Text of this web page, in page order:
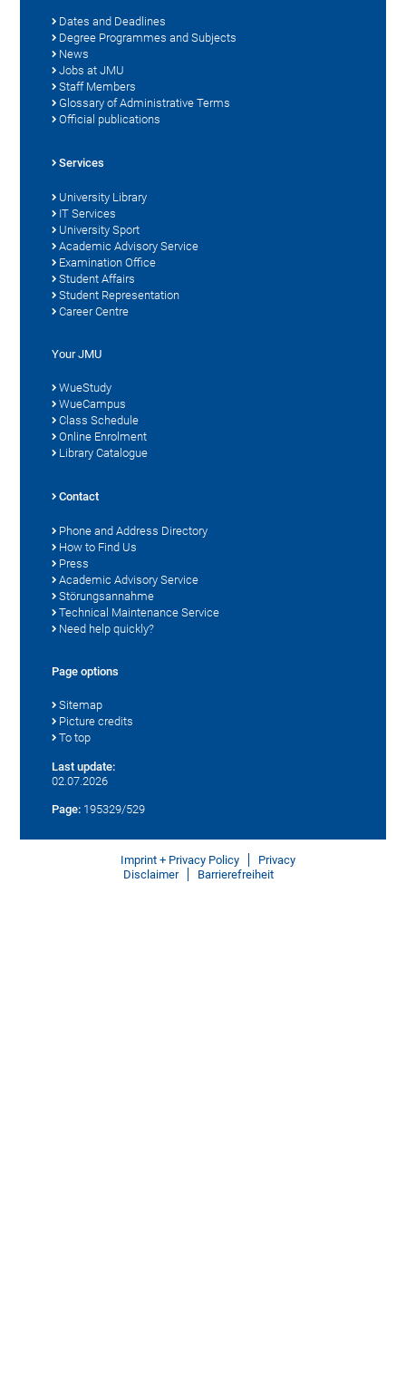
Dates and Deadlines
Degree Programmes and Subjects
News
Jobs at JMU
Staff Members
Glossary of Administrative Terms
Official publications
Services
University Library
IT Services
University Sport
Academic Advisory Service
Examination Office
Student Affairs
Student Representation
Career Centre
Your JMU
WueStudy
WueCampus
Class Schedule
Online Enrolment
Library Catalogue
Contact
Phone and Address Directory
How to Find Us
Press
Academic Advisory Service
Störungsannahme
Technical Maintenance Service
Need help quickly?
Page options
Sitemap
Picture credits
To top
Last update:
02.07.2026
Page: 195329/529
Imprint + Privacy Policy
Privacy
Disclaimer
Barrierefreiheit